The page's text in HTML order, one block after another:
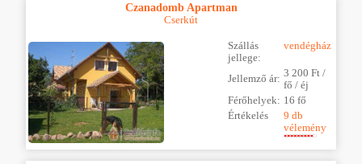
Czanadomb Apartman
Cserkút
Szállás
jellege:
vendégház
Jellemző ár: 3 200 Ft /
fő / éj
Férőhelyek: 16 fő
Értékelés
9 db
vélemény